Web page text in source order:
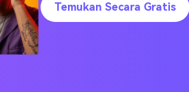
Temukan Secara Gratis